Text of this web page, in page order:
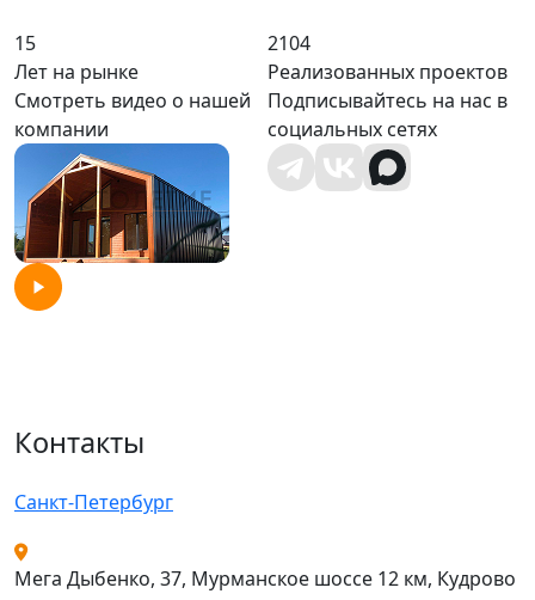
15
Лет на рынке
2104
Реализованных проектов
Смотреть видео о нашей
компании
Подписывайтесь на нас в
социальных сетях
Контакты
Санкт-Петербург
Мега Дыбенко, 37, Мурманское шоссе 12 км, Кудрово